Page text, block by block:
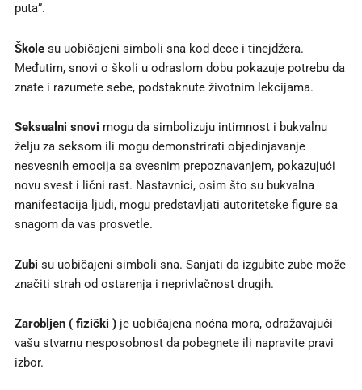
puta”.
Školesu uobičajeni simboli sna kod dece i tinejdžera.
Međutim, snovi o školi u odraslom dobu pokazuje potrebu da
znate i razumete sebe, podstaknute životnim lekcijama.
Seksualni snovi mogu da simbolizuju intimnost i bukvalnu
želju za seksom ili mogu demonstrirati objedinjavanje
nesvesnih emocija sa svesnim prepoznavanjem, pokazujući
novu svest i lični rast. Nastavnici, osim što su bukvalna
manifestacija ljudi, mogu predstavljati autoritetske figure sa
snagom da vas prosvetle.
Zubi su uobičajeni simboli sna. Sanjati da izgubite zube može
značiti strah od ostarenja i neprivlačnost drugih.
Zarobljen ( fizički )je uobičajena noćna mora, odražavajući
vašu stvarnu nesposobnost da pobegnete ili napravite pravi
izbor.